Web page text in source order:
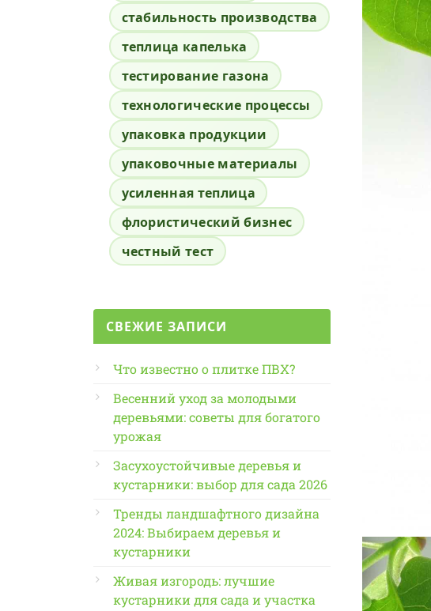
стабильность производства
теплица капелька
тестирование газона
технологические процессы
упаковка продукции
упаковочные материалы
усиленная теплица
флористический бизнес
честный тест
СВЕЖИЕ ЗАПИСИ
Что известно о плитке ПВХ?
Весенний уход за молодыми
деревьями: советы для богатого
урожая
Засухоустойчивые деревья и
кустарники: выбор для сада 2026
Тренды ландшафтного дизайна
2024: Выбираем деревья и
кустарники
Живая изгородь: лучшие
кустарники для сада и участка